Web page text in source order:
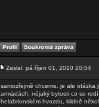
Zaslal: pá říjen 01, 2010 20:54
samozřejmě chceme. je ale
armádách, nějaký bytosti co se
helabrionském hvozdu, klidně